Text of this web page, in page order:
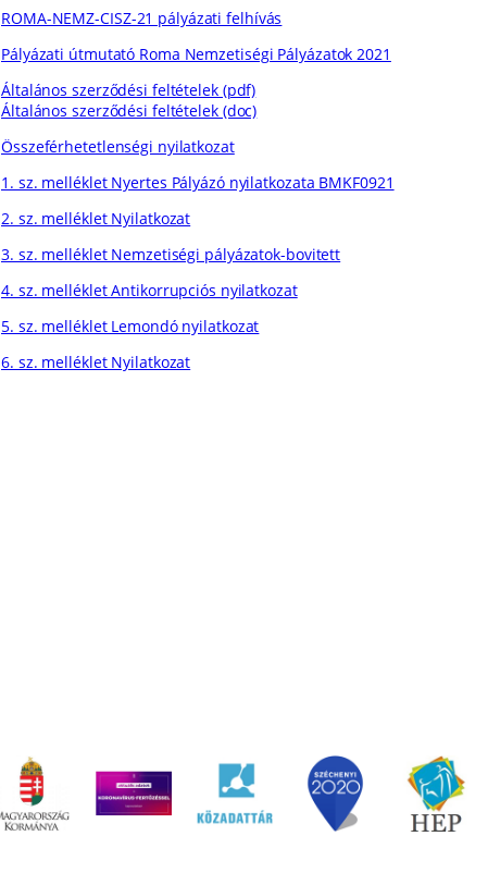
ROMA-NEMZ-CISZ-21 pályázati felhívás
Pályázati útmutató Roma Nemzetiségi Pályázatok 2021
Általános szerződési feltételek (pdf)
Általános szerződési feltételek (doc)
Összeférhetetlenségi nyilatkozat
1. sz. melléklet Nyertes Pályázó nyilatkozata BMKF0921
2. sz. melléklet Nyilatkozat
3. sz. melléklet Nemzetiségi pályázatok-bovitett
4. sz. melléklet Antikorrupciós nyilatkozat
5. sz. melléklet Lemondó nyilatkozat
6. sz. melléklet Nyilatkozat